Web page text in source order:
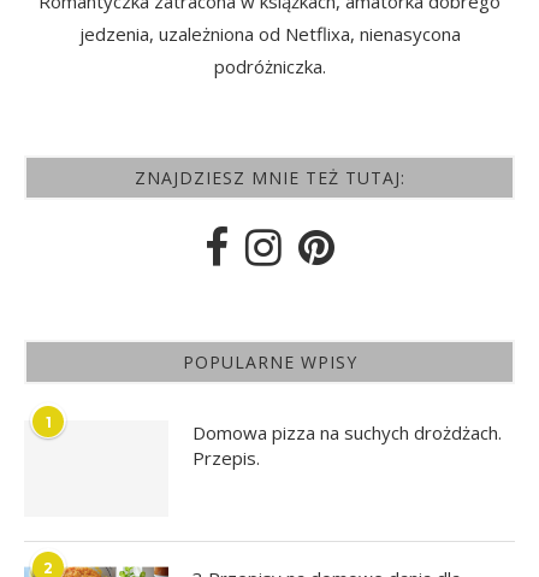
jedzenia, uzależniona od Netflixa, nienasycona
podróżniczka.
ZNAJDZIESZ MNIE TEŻ TUTAJ:
POPULARNE WPISY
1
Domowa pizza na suchych drożdżach.
Przepis.
2